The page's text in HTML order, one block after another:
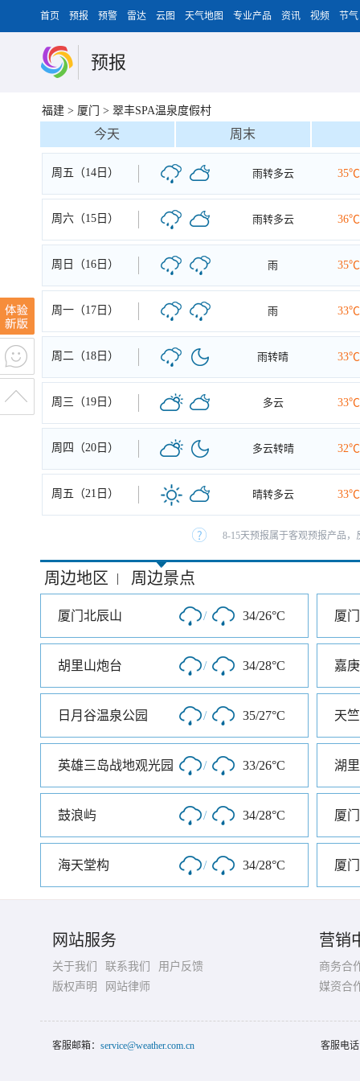
首页 预报 预警 雷达 云图 天气地图 专业产品 资讯 视频 节气
预报
福建 > 厦门 > 翠丰SPA温泉度假村
今天 周末
周五（14日） 雨转多云 35℃
周六（15日） 雨转多云 36℃
周日（16日） 雨 35℃
周一（17日） 雨 33℃
周二（18日） 雨转晴 33℃
周三（19日） 多云 33℃
周四（20日） 多云转晴 32℃
周五（21日） 晴转多云 33℃
8-15天预报属于客观预报产品
周边地区 | 周边景点
厦门北辰山 / 34/26°C 厦
胡里山炮台 / 34/28°C 嘉
日月谷温泉公园 / 35/27°C 天
英雄三岛战地观光园 / 33/26°C 湖
鼓浪屿 / 34/28°C 厦
海天堂构 / 34/28°C 厦
网站服务
关于我们 联系我们
用户反馈
版权声明
网站律师
营销
商务合
媒资合
客服邮箱： service@weather.com.cn 客服电